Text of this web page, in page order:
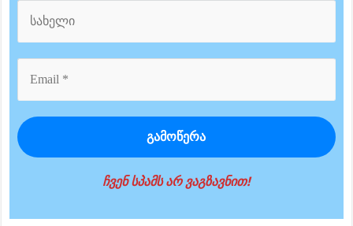
ჩვენ სპამს არ ვაგზავნით!